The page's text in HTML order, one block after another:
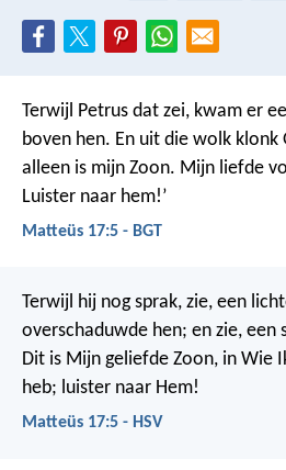
Terwijl Petrus dat zei, kwam er
boven hen. En uit die wolk klonk
alleen is mijn Zoon. Mijn liefde
Luister naar hem!’
Matteüs 17:5 - BGT
Terwijl hij nog sprak, zie, een
overschaduwde hen; en zie, een
Dit is Mijn geliefde Zoon, in Wie
heb; luister naar Hem!
Matteüs 17:5 - HSV